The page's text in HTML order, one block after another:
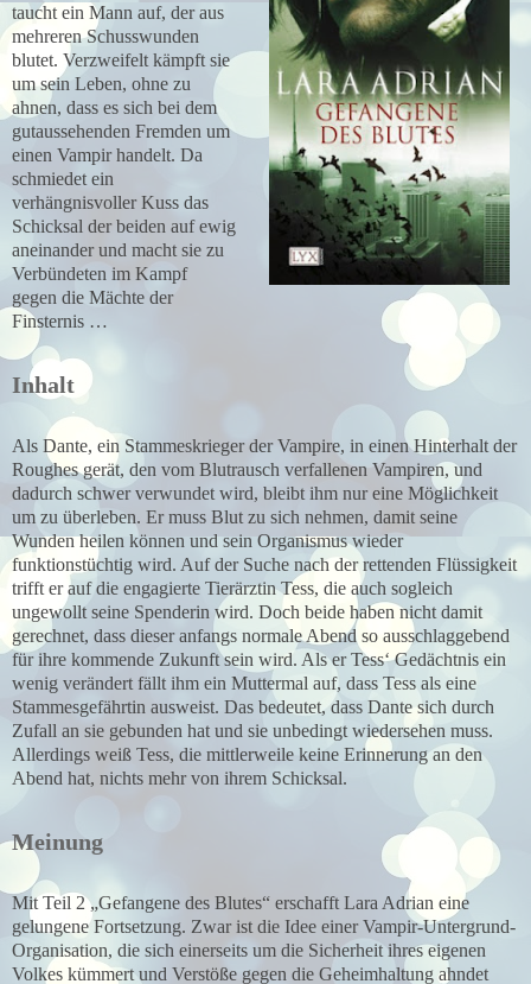
taucht ein Mann auf, der aus
mehreren Schusswunden
blutet. Verzweifelt kämpft sie
um sein Leben, ohne zu
ahnen, dass es sich bei dem
gutaussehenden Fremden um
einen Vampir handelt. Da
schmiedet ein
verhängnisvoller Kuss das
Schicksal der beiden auf ewig
aneinander und macht sie zu
Verbündeten im Kampf
gegen die Mächte der
Finsternis …
Inhalt
Als Dante, ein Stammeskrieger der Vampire, in einen Hinterhalt der
Roughes gerät, den vom Blutrausch verfallenen Vampiren, und
dadurch schwer verwundet wird, bleibt ihm nur eine Möglichkeit
um zu überleben. Er muss Blut zu sich nehmen, damit seine
Wunden heilen können und sein Organismus wieder
funktionstüchtig wird. Auf der Suche nach der rettenden Flüssigkeit
trifft er auf die engagierte Tierärztin Tess, die auch sogleich
ungewollt seine Spenderin wird. Doch beide haben nicht damit
gerechnet, dass dieser anfangs normale Abend so ausschlaggebend
für ihre kommende Zukunft sein wird. Als er Tess‘ Gedächtnis ein
wenig verändert fällt ihm ein Muttermal auf, dass Tess als eine
Stammesgefährtin ausweist. Das bedeutet, dass Dante sich durch
Zufall an sie gebunden hat und sie unbedingt wiedersehen muss.
Allerdings weiß Tess, die mittlerweile keine Erinnerung an den
Abend hat, nichts mehr von ihrem Schicksal.
Meinung
Mit Teil 2 „Gefangene des Blutes“ erschafft Lara Adrian eine
gelungene Fortsetzung. Zwar ist die Idee einer Vampir-Untergrund-
Organisation, die sich einerseits um die Sicherheit ihres eigenen
Volkes kümmert und Verstöße gegen die Geheimhaltung ahndet